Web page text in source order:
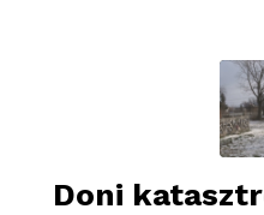
Doni